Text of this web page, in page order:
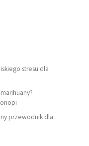
stresu dla
przewodnik dla